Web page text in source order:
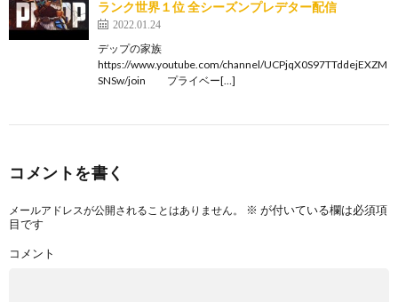
ランク世界１位 全シーズンプレデター配信
2022.01.24
デップの家族
https://www.youtube.com/channel/UCPjqX0S97TTddejEXZM
SNSw/join プライベー[…]
コメントを書く
メールアドレスが公開されることはありません。 ※ が付いている欄は必須項
目です
コメント